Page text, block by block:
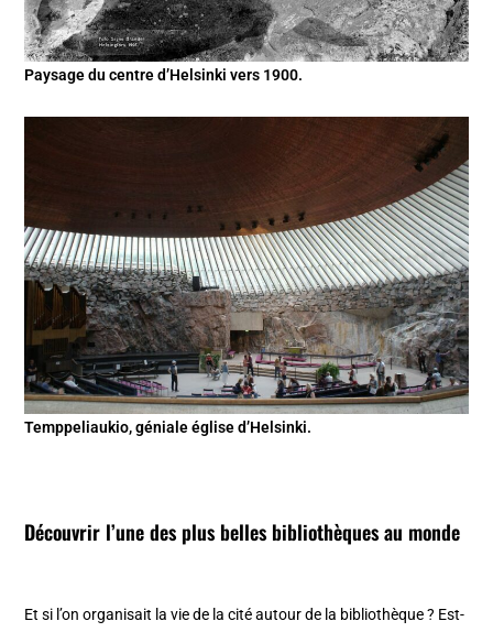
Paysage du centre d’Helsinki vers 1900.
Temppeliaukio, géniale église d’Helsinki.
Découvrir l’une des plus belles bibliothèques au monde
Et si l’on organisait la vie de la cité autour de la bibliothèque ? Est-